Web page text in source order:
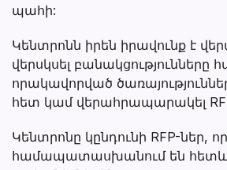
պահի:
Կենտրոնն իրեն իրավունք է
վերսկսել բանակցությունները
որակավորված
հետ կամ վերահրապարակել
Կենտրոնը կընդունի RFP-ներ,
համապատասխանում են